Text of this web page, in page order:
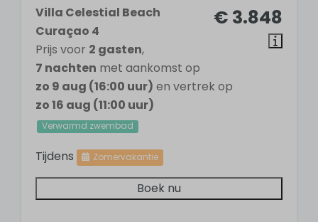
Gratis Wifi
Airconditioning
Openlucht zwembad
Verwarmd zwembad
Wasdroger
Wasmachine
Rookvrij
Badkamer
€ 3.848
Villa Celestial Beach
Curaçao 4
Prijs voor 2 gasten,
7 nachten met aankomst op
zo 9 aug (16:00 uur) en vertrek op
zo 16 aug (11:00 uur)
Verwarmd zwembad
Tijdens Zomervakantie
Boek nu